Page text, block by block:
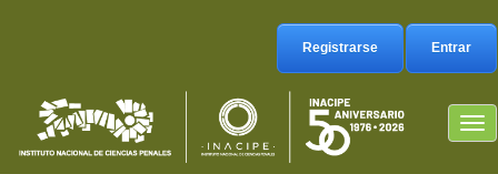
Barra
lateral
Registrarse Entrar